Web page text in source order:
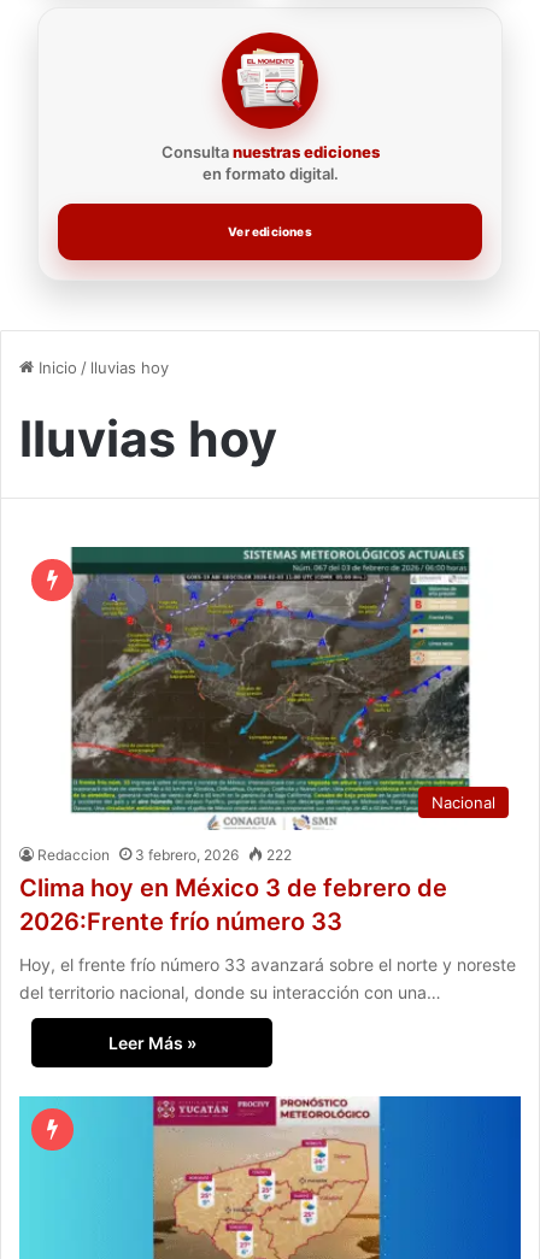
Consultanuestras ediciones
en formato digital.
Ver ediciones
Inicio / lluvias hoy
lluvias hoy
Nacional
Redaccion 3 febrero, 2026 222
Clima hoy en México 3 de febrero de
2026:Frente frío número 33
Hoy, el frente frío número 33 avanzará sobre el norte y noreste
del territorio nacional, donde su interacción con una…
Leer Más »